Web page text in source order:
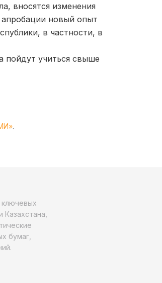
вносятся изменения
новый опыт
в частности, в
пойдут учиться свыше
.
ключевых
бумаг,